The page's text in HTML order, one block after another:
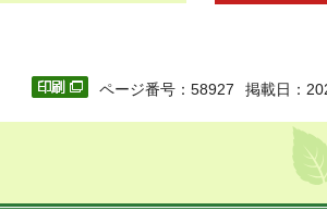
ページ番号：58927 掲載日：